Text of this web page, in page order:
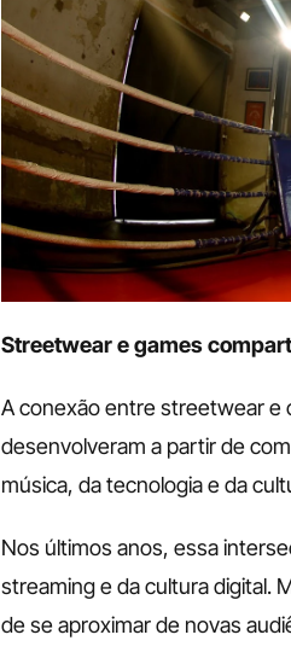
Streetwear e games
A conexão entre streetwear e
desenvolveram a partir de
música, da tecnologia e da
Nos últimos anos, essa
streaming e da cultura digital.
de se aproximar de novas